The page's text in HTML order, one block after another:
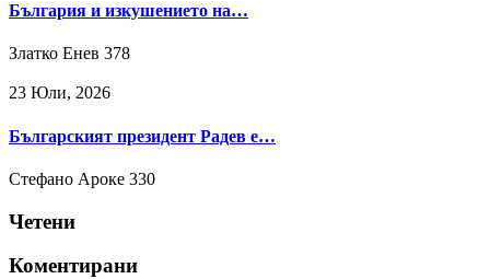
България и изкушението на…
Златко Енев 378
23 Юли, 2026
Българският президент Радев е…
Стефано Ароке 330
Четени
Коментирани